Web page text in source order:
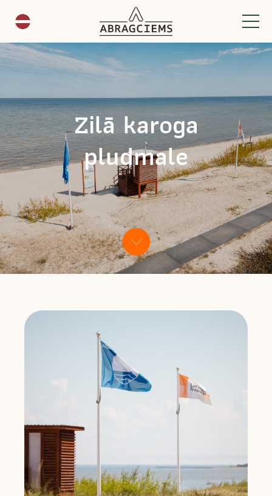
Zilā karoga
pludmale